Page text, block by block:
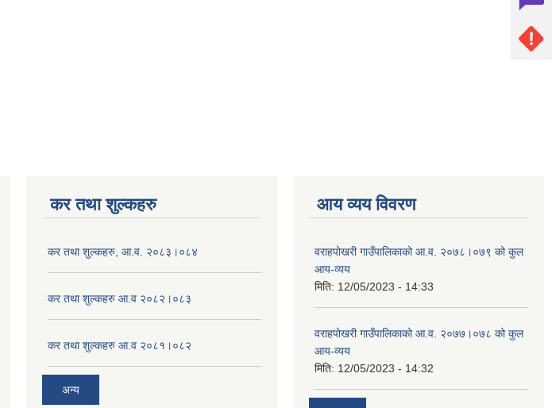
कर तथा शुल्कहरु
कर तथा शुल्कहरु, आ.व. २०८३।०८४
कर तथा शुल्कहरु आ.व २०८२।०८३
कर तथा शुल्कहरु आ.व २०८१।०८२
अन्य
आय व्यय विवरण
वराहपोखरी गाउँपालिकाको आ.व. २०७८।०७९ को कुल
आय-व्यय
मिति: 12/05/2023 - 14:33
वराहपोखरी गाउँपालिकाको आ.व. २०७७।०७८ को कुल
आय-व्यय
मिति: 12/05/2023 - 14:32